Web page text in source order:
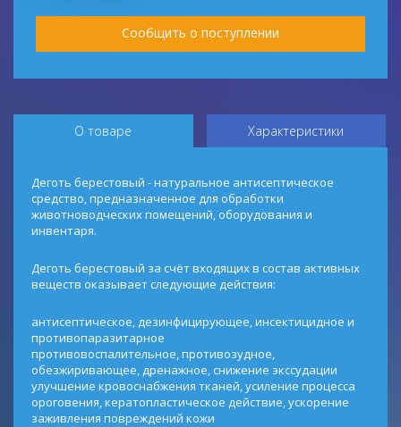
Сообщить о поступлении
О товаре Характеристики
Деготь берестовый - натуральное антисептическое
средство, предназначенное для обработки
животноводческих помещений, оборудования и
инвентаря.
Деготь берестовый за счёт входящих в состав активных
веществ оказывает следующие действия:
антисептическое, дезинфицирующее, инсектицидное и
противопаразитарное
противовоспалительное, противозудное,
обезжиривающее, дренажное, снижение экссудации
улучшение кровоснабжения тканей, усиление процесса
ороговения, кератопластическое действие, ускорение
заживления повреждений кожи